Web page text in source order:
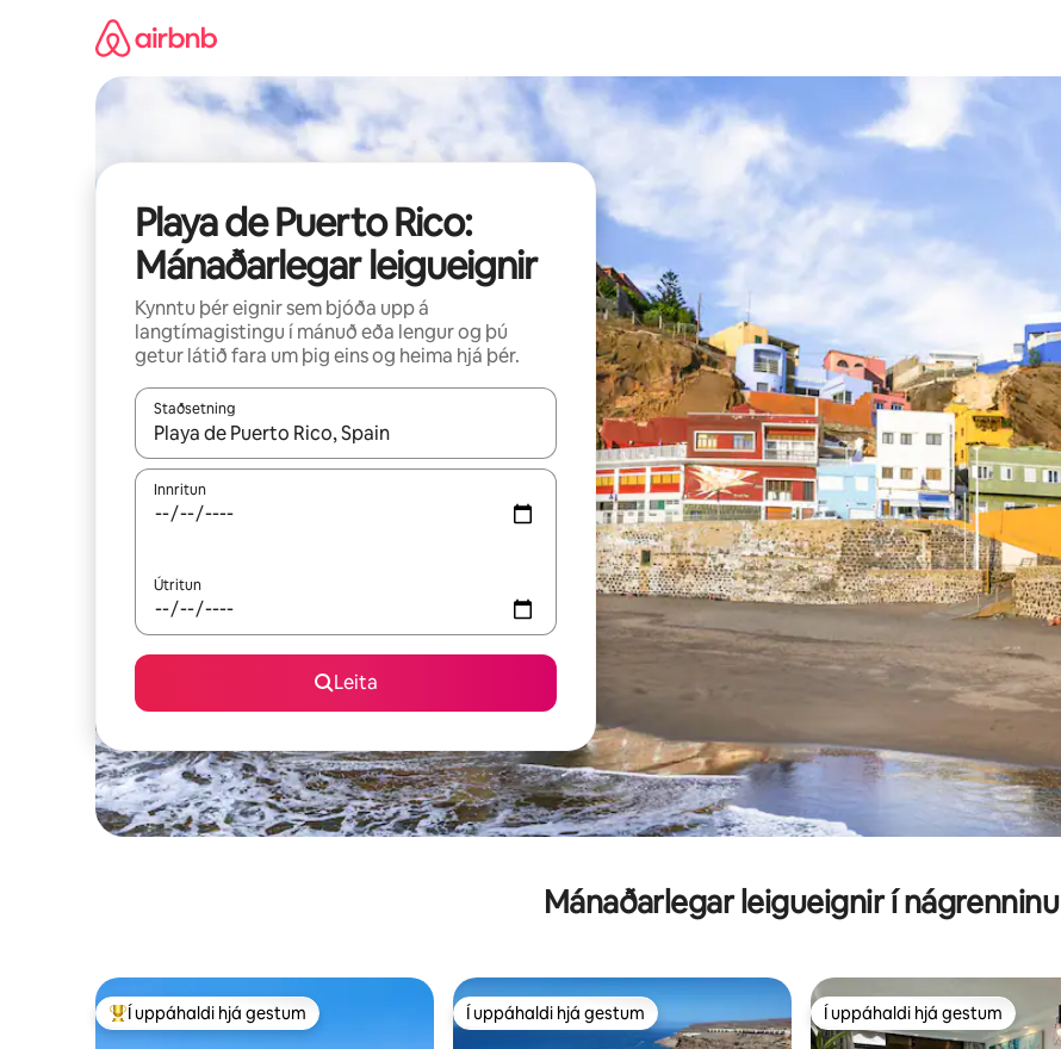
Playa de Puerto Rico:
Mánaðarlegar leigueignir
Kynntu þér eignir sem bjóða upp á
langtímagistingu í mánuð eða lengur og þú
getur látið fara um þig eins og heima hjá þér.
Staðsetning
Þegar niðurstöður liggja fyrir skaltu nota upp og niður örvalyklana eða skoða með því að snerta eða strjúka.
Innritun
Útritun
Leita
Mánaðarlegar leigueignir í nágrenninu
Í mestu uppáhaldi hjá gestum
Í uppáhaldi hjá gestum Í uppáhaldi hjá gestum
Í uppáhaldi hjá gestum Í uppáhaldi hjá gestum
Í uppáhaldi hjá gestum